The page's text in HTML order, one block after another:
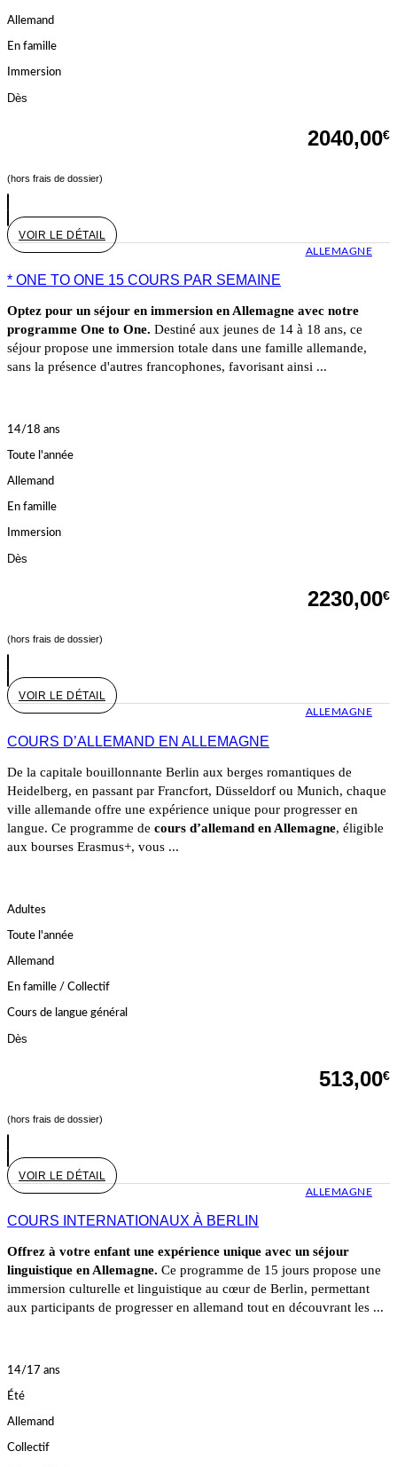
Allemand
En famille
Immersion
Dès
2040,00€
(hors frais de dossier)
VOIR LE DÉTAIL
ALLEMAGNE
* ONE TO ONE 15 COURS PAR SEMAINE
Optez pour un séjour en immersion en Allemagne avec notre
programme One to One. Destiné aux jeunes de 14 à 18 ans, ce
séjour propose une immersion totale dans une famille allemande,
sans la présence d'autres francophones, favorisant ainsi ...
14/18 ans
Toute l'année
Allemand
En famille
Immersion
Dès
2230,00€
(hors frais de dossier)
VOIR LE DÉTAIL
ALLEMAGNE
COURS D’ALLEMAND EN ALLEMAGNE
De la capitale bouillonnante Berlin aux berges romantiques de
Heidelberg, en passant par Francfort, Düsseldorf ou Munich, chaque
ville allemande offre une expérience unique pour progresser en
langue. Ce programme de cours d’allemand en Allemagne, éligible
aux bourses Erasmus+, vous ...
Adultes
Toute l'année
Allemand
En famille / Collectif
Cours de langue général
Dès
513,00€
(hors frais de dossier)
VOIR LE DÉTAIL
ALLEMAGNE
COURS INTERNATIONAUX À BERLIN
Offrez à votre enfant une expérience unique avec un séjour
linguistique en Allemagne. Ce programme de 15 jours propose une
immersion culturelle et linguistique au cœur de Berlin, permettant
aux participants de progresser en allemand tout en découvrant les ...
14/17 ans
Été
Allemand
Collectif